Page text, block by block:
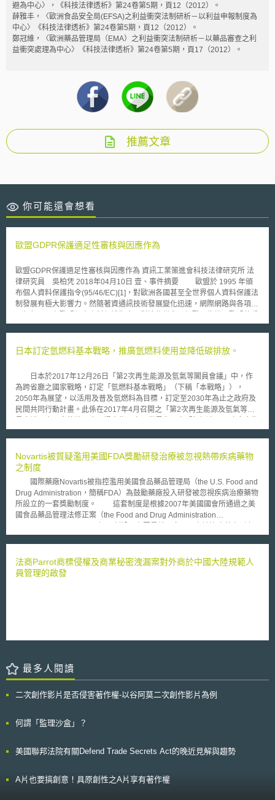
避為中心〉，《科技法律透析》第24卷第5期，頁12（2012）。
薛雅丰，〈歐洲食品安全局(EFSA)之利益衝突法制研析－以利益申報制度為
中心〉《科技法律透析》第24卷第5期，頁12（2012）。
鄭冠維，〈歐洲藥品管理局（EMA）之利益衝突法制研析－以藥品審查之利
益衝突處理為中心〉《科技法律透析》第24卷第5期，頁17（2012）。
推薦文章
你可能還會想看
歐盟GDPR保護適足性審核與因應作為
歐盟GDPR保護適足性審核與因應作為 資訊工業策進會科技法律研究所 法
律研究員 吳柏凭 2018年04月10日 壹、事件摘要 歐盟於 1995 年頒
布個人資料保護指令(95/46/EC)[1]，對歐洲各國甚至全世界個人資料保護法
制發展有極大影響力。然隨著資通訊技術發展變化迅速，網際網路與各項應
會(European Commission) 出新的資料保護規則（General Data
正式成為歐盟第2016/679號規則（Regulation (EU) 2016/679）[2]。由於
(Adequate level of protection)的國家或地區才能例外許可傳輸，因此如何
獲得歐盟保護適足性認可，就成為能否跨境傳輸歐盟個資的關鍵。 貳、重
點說明 一、個人資料保護指令保護適足性審查規定 1995年的個人資料
保護指令，就有禁止會員國將個人資料跨境傳輸至對資料保護不具有保護適
足性之國家[3]。在第25條第2項中，對於保護適足性的審查，包括資料的性
特別法規範、以及安全措施等，透過個案綜合判斷是否具有保護適足性[4]。
Data Protection Working Party）的指導文件[5]，其中對於法律規範審查，
除了內容外，更重視個資保護的執行面。 二、GDPR保護適足性審查規定
GDPR延續了個人資料保護指令的規定，原則上禁止資料跨境傳輸至對
資料保護不具有適足性之國家[6]。根據第45條第2項規定，適足性的評估包
括以下要素： 法治、對人權與基本自由之尊重、一般與部門之相關立法，
包括有關公共安全、防衛、國家安全及刑法、公務機關對個人資料之接近使
用權、及該等立法、資料保護規則、專業規則及安全措施之執行。 有一個
或以上獨立監管機關之存在及有效運作，或對象為國際組織時，確保及執行
利，並與會員國之監管機關合作； 個人資料向其他第三國或國際組織進一
步移轉，該其他第三國或國際組織之規則、判例法、及有效且可執行之資料
歐盟各國代表的承認。 歐盟執委會合意認可。 縱然取得認可，之後也
會每四年檢驗一次[8]，如果被判定不具保護適足性，則仍會取消原本的認可
[9]。 現階段已通過保護適足性審核的國家地區包括：安道爾、阿根
framework)方可傳輸。 參、事件評析 （一）保護適足性認可的效益 除
Contractual Clauses, SCC)；2.拘束企業準則(Binding Corporate Rules,
BCR)；或3.取得同意方式進行跨境傳輸[10]。但是取得適足性認可不但可以
破歐盟貿易壁壘。 （二）通過保護適足性審核的困難 雖然現行通過適
日本訂定氫燃料基本戰略，推廣氫燃料使用並降低碳排放。
日本於2017年12月26日「第2次再生能源及氫氣等閣員會議」中，作
為跨省廳之國家戰略，訂定「氫燃料基本戰略」（下稱「本戰略」），
2050年為展望，以活用及普及氫燃料為目標，訂定至2030年為止之政府及
民間共同行動計畫。此係在2017年4月召開之「第2次再生能源及氫氣等閣
一體化策略實施，指示於年度內訂定基本戰略。為此，經濟產業省（下稱
審議，擬定本戰略。其提示出2050年之未來之願景，從氫氣的生產到利用
之過程，跨各省廳之管制改革、技術開發關鍵基礎設施的整備等各種政策，
在同一目標下為整合，擬定過程中有經產省、國土交通省、環境省、文部科
學省及內閣府為共同決定。 氫燃料基本戰略之訂定，欲解決之兩大課
題： 第一，能源供給途徑多樣化及自給率的提高：日本94％的能源需
依靠從海外輸入化石燃料，自給率僅有6-7％，自動車98％的燃料為石油，
其中87％需從中東輸入。火力發電場所消費的燃料中，液態天然氣
排出量的削減。日本政府2030年度之CO2排出量預定比2013年度削減25％
國內之核能電廠幾乎都停止運轉，因此LNG火力發電廠的運轉率也提高。
LNG比起煤炭或石油，其燃燒時產生CO2之量較為少，但是現在日本電力的
少，而氫燃料販賣價格也並非便宜。 氫燃料戰略之目標係以大幅提高
定2020年提高至4000噸，2030年提高至30萬噸，同時並整備相關商用流通
網。為了提高氫燃料消費量，需實現低成本氫燃料利用，使氫燃料之價格如
日圓，最終以20日圓為目標，約為目前價格之5分之一為目標，在包含環境
備：1.以便宜原料製造氫， 建立氫大量製造與大量輸送之供應鏈；2.燃料電
資源，以澳洲之「褐碳」以及汶萊之未利用瓦斯等得製造氫，目前正在大力
氣過程中產生之CO2，利用目前正在研究進行中之CCS技術(「Carbon
dioxide Capture and Storage，CO2回收及貯留技術)，將可製造低廉氫
Novartis被質疑濫用美國FDA獎勵研發治療被忽視熱帶疾病藥物
之制度
國際藥廠Novartis被指控濫用美國食品藥品管理局（the U.S. Food and
Drug Administration，簡稱FDA）為鼓勵藥廠投入研發被忽視疾病治療藥物
所設立的一套獎勵制度。 這套制度是根據2007年美國國會所通過之美
國食品藥品管理法修正案（the Food and Drug Administration
被忽視熱帶疾病（例如瘧疾、血吸蟲病、利什曼病等）藥品查驗登記並獲通
該申請者可以用於之後所提出的人類藥品查驗登記申請，而得以享有優先審
查之權利。 這個所謂「藥品優先審查劵」對於藥廠來說可說是價值非
對新開發之治療熱帶疾病的藥品，所以Novartis的動作可以符合其要件並獲
得獎勵，但此舉卻有鑽法律漏洞之嫌。
法商Parrot商標侵權及商業秘密洩漏案對外商於中國大陸規範人
員管理的啟發
最多人閱讀
二次創作影片是否侵害著作權-以谷阿莫二次創作影片為例
何謂「監理沙盒」？
美國聯邦法院有關Defend Trade Secrets Act的晚近見解與趨勢
A片也要搞創意！具原創性之A片享有著作權